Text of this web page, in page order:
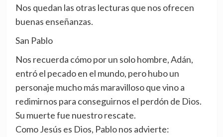
Nos quedan las otras lecturas que nos ofrecen
buenas enseñanzas.
San Pablo
Nos recuerda cómo por un solo hombre, Adán,
entró el pecado en el mundo, pero hubo un
personaje mucho más maravilloso que vino a
redimirnos para conseguirnos el perdón de Dios.
Su muerte fue nuestro rescate.
Como Jesús es Dios, Pablo nos advierte: